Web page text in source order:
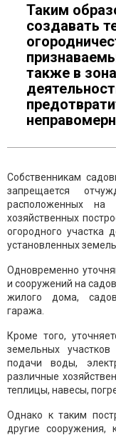
Таким
создавать
также в
Собственникам
запрещается
расположенных
хозяйственных
огородного участка
установленных
Одновременно
и сооружений на
жилого дома,
гаража.
Кроме того,
земельных
подачи воды,
различные
теплицы, навесы,
Однако к таким
другие